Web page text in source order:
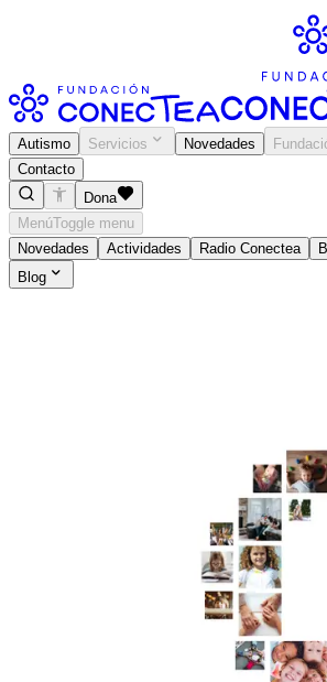
Autismo Servicios Novedades
Contacto
Dona
MenúToggle menu
Novedades
Actividades Radio Conectea
Blog